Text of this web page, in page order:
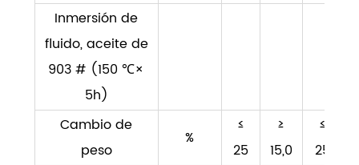
Inmersión de
fluido, aceite de
903 # (150 ℃×
5h)
Cambio de
peso
%
≤
25
≥
15,0
≤
25